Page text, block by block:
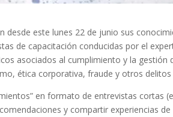
desde este lunes 22 de junio sus
de capacitación conducidas por el
asociados al cumplimiento y la gestión
ética corporativa, fraude y otros delitos
en formato de entrevistas cortas
y compartir experiencias